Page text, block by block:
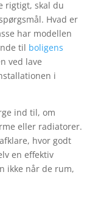
rigtigt, skal du
Hvad er
har modellen
til boligens
ved lave
i
ind til, om
eller radiatorer.
hvor godt
en effektiv
ikke når de rum,